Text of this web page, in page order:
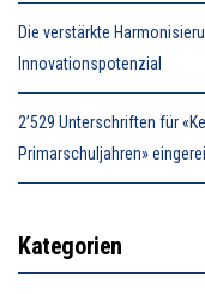
Die verstärkte
Innovationspotenzial
2’529 Unterschriften für
Primarschuljahren»
Kategorien